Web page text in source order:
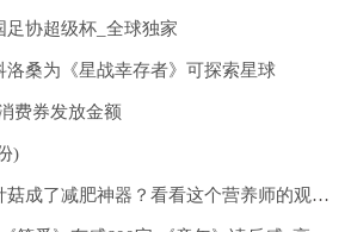
协超级杯_全球独家
洛桑为《星战幸存者》可探索星球
费券发放金额
)
【天天新视野】金针菇成了减肥神器？看看这个营养师的观点！